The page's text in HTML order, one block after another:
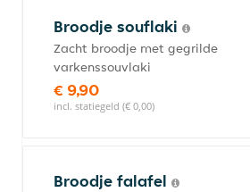
Broodje souflaki
Zacht broodje met gegrilde
varkenssouvlaki
€ 9,90
incl. statiegeld (€ 0,00)
Broodje falafel